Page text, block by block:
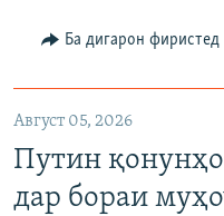
Ба дигарон фиристед
Август 05, 2026
Путин
дар бораи